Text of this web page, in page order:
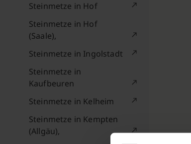
Steinmetze in Hof
Steinmetze in Hof
(Saale),
Steinmetze in Ingolstadt
Steinmetze in
Kaufbeuren
Steinmetze in Kelheim
Steinmetze in Kempten
(Allgäu),